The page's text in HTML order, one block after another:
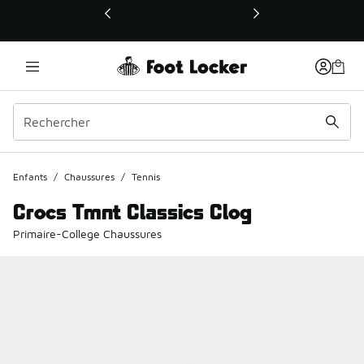
Ce lien ouvrira une nouvelle fenêtre
Enfants / Chaussures / Tennis
Crocs Tmnt Classics Clog
Primaire-College Chaussures